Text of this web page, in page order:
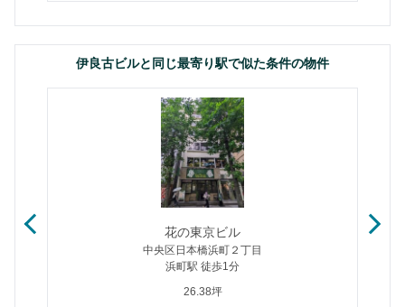
伊良古ビルと同じ最寄り駅で似た条件の物件
花の東京ビル
中央区日本橋浜町２丁目
浜町駅 徒歩1分
26.38坪